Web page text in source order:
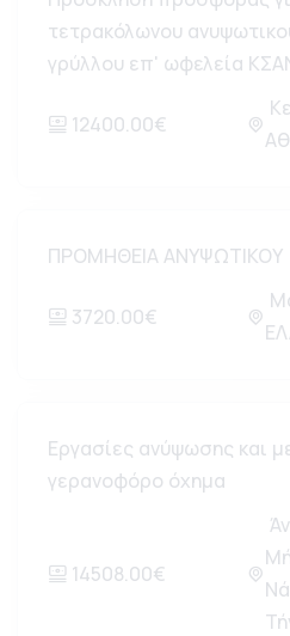
τετρακόλωνου
γρύλλου επ' ωφελεία
12400.00€
ΠΡΟΜΗΘΕΙΑ ΑΝΥΨΩΤΙΚΟΥ
3720.00€
Εργασίες ανύψωσης και
γερανοφόρο όχημα
14508.00€